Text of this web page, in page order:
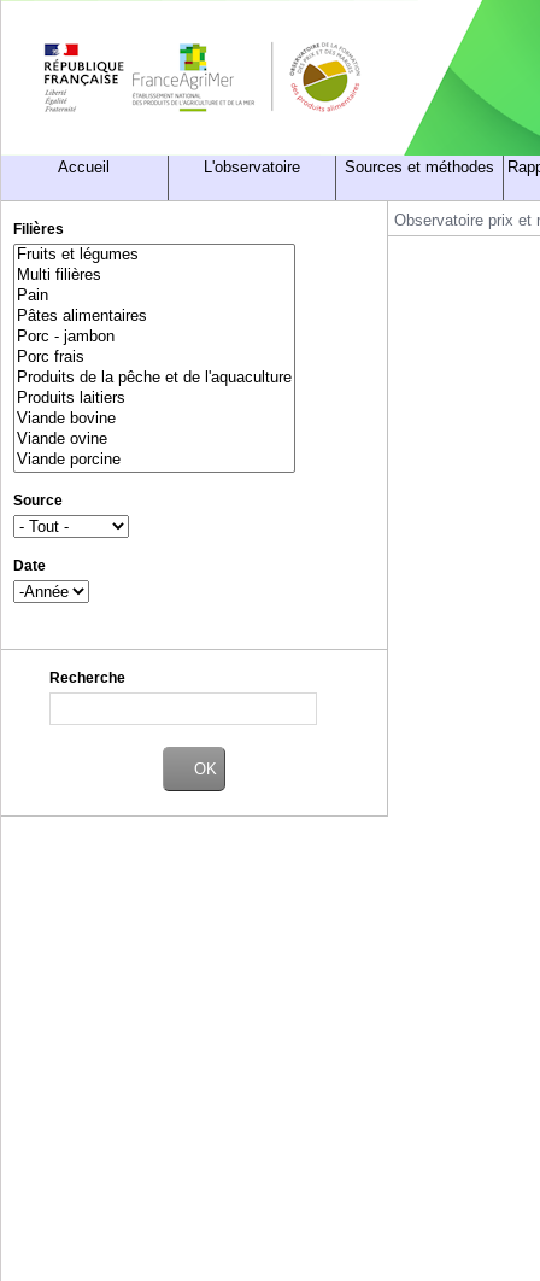
Accueil L'observatoire Sources et méthodes
Filières
Source
Date
Année
Recherche
Observatoire prix et